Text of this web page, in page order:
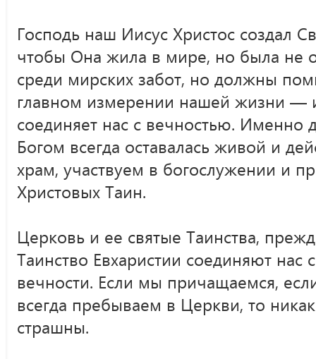
Господь наш Иисус Христос создал
чтобы Она жила в мире, но была
среди мирских забот, но должны
главном измерении нашей жизни —
соединяет нас с вечностью. Именно
Богом всегда оставалась живой и
храм, участвуем в богослужении и
Христовых Таин.
Церковь и ее святые Таинства,
Таинство Евхаристии соединяют
вечности. Если мы причащаемся,
всегда пребываем в Церкви, то
страшны.